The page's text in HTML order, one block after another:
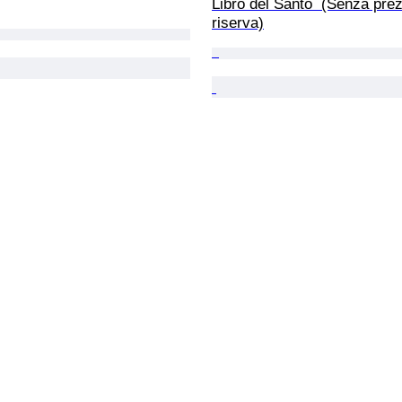
Libro del Santo  (Senza
riserva)